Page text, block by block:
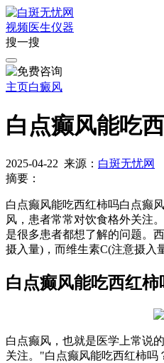
视频医生仪器
搜一搜
主页白癜风
白点癫风能吃
2025-04-22 来源： 白斑无忧网
摘要：
白点癫风能吃西红柿吗白点癫
风，患者常常对饮食格外关注
是很多患者都想了解的问题。
摄入量)，而维生素C(注意摄入
白点癫风能吃西红柿
白点癫风，也就是医学上常说
关注。"白点癫风能吃西红柿吗